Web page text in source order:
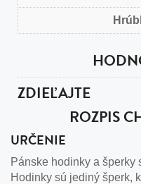
ZDIEĽAJTE
ROZPIS
URČENIE
Pánske hodinky a šperky
Hodinky sú jediný šperk,